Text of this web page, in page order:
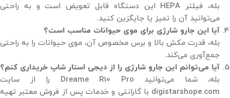
بله، فیلتر HEPA این دستگاه قابل تعویض است و به راحتی
می‌توانید آن را تمیز یا جایگزین کنید.
آیا این جارو شارژی برای موی حیوانات مناسب است؟
بله، قدرت مکش بالا و برس مخصوص آن، موی حیوانات را به راحتی
جمع‌آوری می‌کند.
آیا می‌توانم این جارو شارژی را از دیجی استار شاپ خریداری کنم؟
بله، شما می‌توانید Dreame R10 Pro را از سایت
digistarshope.com با گارانتی و خدمات پس از فروش معتبر تهیه